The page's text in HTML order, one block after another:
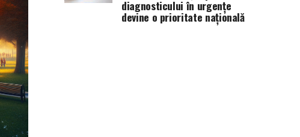
diagnosticului în urgențe
devine o prioritate națională